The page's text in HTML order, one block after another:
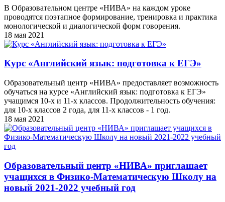
В Образовательном центре «НИВА» на каждом уроке
проводятся поэтапное формирование, тренировка и практика
монологической и диалогической форм говорения.
18 мая 2021
Курс «Английский язык: подготовка к ЕГЭ»
Образовательный центр «НИВА» предоставляет возможность
обучаться на курсе «Английский язык: подготовка к ЕГЭ»
учащимся 10-х и 11-х классов. Продолжительность обучения:
для 10-х классов 2 года, для 11-х классов - 1 год.
18 мая 2021
Образовательный центр «НИВА» приглашает
учащихся в Физико-Математическую Школу на
новый 2021-2022 учебный год